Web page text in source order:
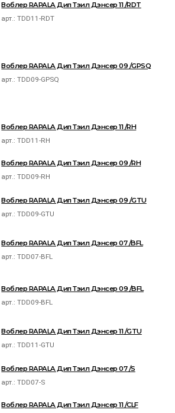
Воблер RAPALA Дип Тэил Дэнсер 11 /RDT
арт.:TDD11-RDT
Воблер RAPALA Дип Тэил Дэнсер 09 /GPSQ
арт.:TDD09-GPSQ
Воблер RAPALA Дип Тэил Дэнсер 11 /RH
арт.:TDD11-RH
Воблер RAPALA Дип Тэил Дэнсер 09 /RH
арт.:TDD09-RH
Воблер RAPALA Дип Тэил Дэнсер 09 /GTU
арт.:TDD09-GTU
Воблер RAPALA Дип Тэил Дэнсер 07 /BFL
арт.:TDD07-BFL
Воблер RAPALA Дип Тэил Дэнсер 09 /BFL
арт.:TDD09-BFL
Воблер RAPALA Дип Тэил Дэнсер 11 /GTU
арт.:TDD11-GTU
Воблер RAPALA Дип Тэил Дэнсер 07 /S
арт.:TDD07-S
Воблер RAPALA Дип Тэил Дэнсер 11 /CLF